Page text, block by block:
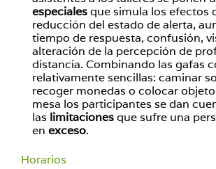
especialesque simula los efectos
reducción del estado de alerta,
tiempo de respuesta, confusión,
alteración de la percepción de
distancia. Combinando las gafas
relativamente sencillas: caminar
recoger monedas o colocar
mesa los participantes se dan
las limitacionesque sufre una
en exceso.
Horarios